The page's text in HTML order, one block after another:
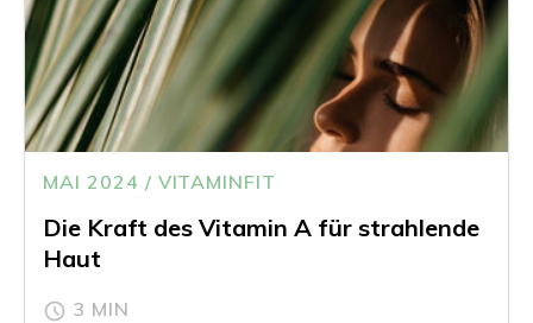
MAI 2024 / VITAMINFIT
Die Kraft des Vitamin A für strahlende
Haut
3 MIN